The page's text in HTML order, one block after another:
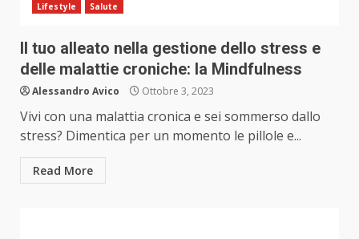
Lifestyle Salute
Il tuo alleato nella gestione dello stress e
delle malattie croniche: la Mindfulness
Alessandro Avico Ottobre 3, 2023
Vivi con una malattia cronica e sei sommerso dallo
stress? Dimentica per un momento le pillole e...
Read More